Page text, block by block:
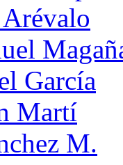
García
Martí
M.